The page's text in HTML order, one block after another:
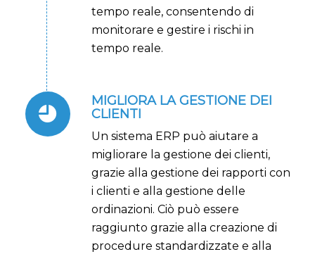
tempo reale, consentendo di
monitorare e gestire i rischi in
tempo reale.
MIGLIORA LA GESTIONE DEI
CLIENTI
Un sistema ERP può aiutare a
migliorare la gestione dei clienti,
grazie alla gestione dei rapporti con
i clienti e alla gestione delle
ordinazioni. Ciò può essere
raggiunto grazie alla creazione di
procedure standardizzate e alla